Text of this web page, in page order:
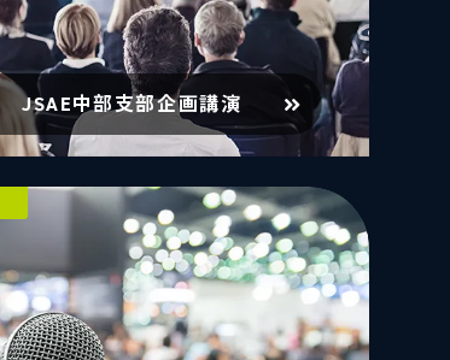
JSAE中部支部企画講演